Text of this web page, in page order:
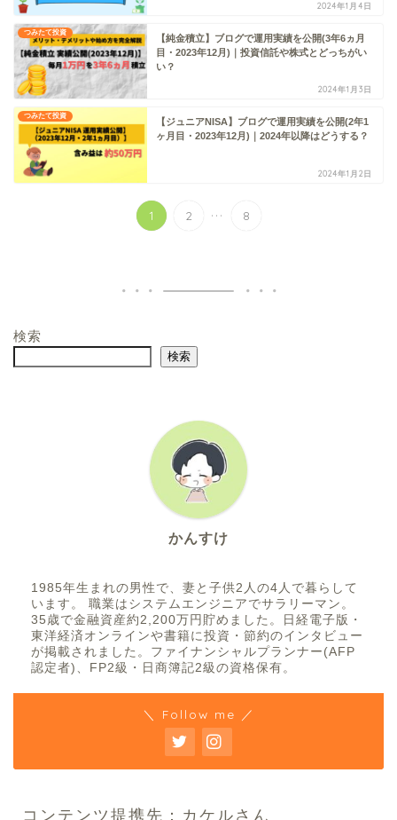
2024年1月4日
つみたて投資
【純金積立】ブログで運用実績を公開(3年6ヵ月
目・2023年12月)｜投資信託や株式とどっちがい
い？
2024年1月3日
つみたて投資
【ジュニアNISA】ブログで運用実績を公開(2年1
ヶ月目・2023年12月)｜2024年以降はどうする？
2024年1月2日
1 2 ... 8
検索
検索
かんすけ
1985年生まれの男性で、妻と子供2人の4人で暮らして
います。 職業はシステムエンジニアでサラリーマン。
35歳で金融資産約2,200万円貯めました。日経電子版・
東洋経済オンラインや書籍に投資・節約のインタビュー
が掲載されました。ファイナンシャルプランナー(AFP
認定者)、FP2級・日商簿記2級の資格保有。
＼ Follow me ／
コンテンツ提携先：カケルさん